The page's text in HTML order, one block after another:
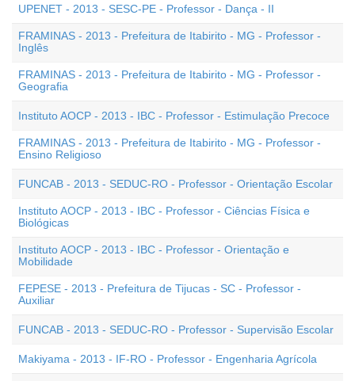
UPENET - 2013 - SESC-PE - Professor - Dança - II
FRAMINAS - 2013 - Prefeitura de Itabirito - MG - Professor -
Inglês
FRAMINAS - 2013 - Prefeitura de Itabirito - MG - Professor -
Geografia
Instituto AOCP - 2013 - IBC - Professor - Estimulação Precoce
FRAMINAS - 2013 - Prefeitura de Itabirito - MG - Professor -
Ensino Religioso
FUNCAB - 2013 - SEDUC-RO - Professor - Orientação Escolar
Instituto AOCP - 2013 - IBC - Professor - Ciências Física e
Biológicas
Instituto AOCP - 2013 - IBC - Professor - Orientação e
Mobilidade
FEPESE - 2013 - Prefeitura de Tijucas - SC - Professor -
Auxiliar
FUNCAB - 2013 - SEDUC-RO - Professor - Supervisão Escolar
Makiyama - 2013 - IF-RO - Professor - Engenharia Agrícola